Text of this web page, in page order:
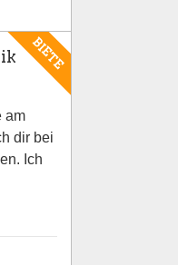
BIETE
am
dir bei
Ich